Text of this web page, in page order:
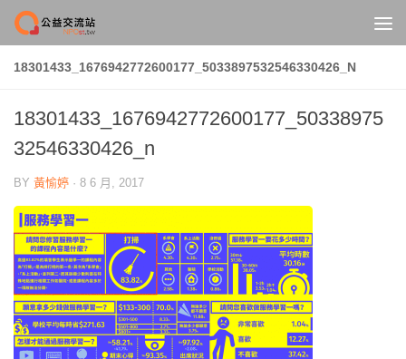
Skip to content
18301433_1676942772600177_5033897532546330426_N
18301433_1676942772600177_50338975
32546330426_n
BY 黃愉婷 · 8 6 月, 2017